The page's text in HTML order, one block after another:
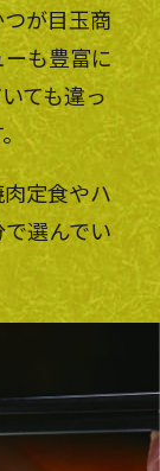
が目玉商
も豊富に
ても違っ
定食やハ
選んでい